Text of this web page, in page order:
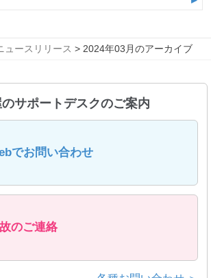
ュースリリース > 2024年03月のアーカイブ
サポートデスクのご案内
でお問い合わせ
のご連絡